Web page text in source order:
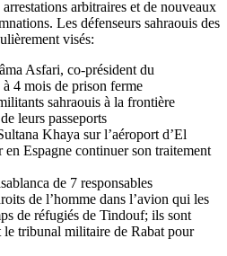
arbitraires et de nouveaux
Les défenseurs sahraouis des
visés:
Asfari, co-président du
4 mois de prison ferme
sahraouis à la frontière
leurs passeports
Khaya sur l’aéroport d’El
en Espagne continuer son traitement
de 7 responsables
de l’homme dans l’avion qui les
de réfugiés de Tindouf; ils sont
tribunal militaire de Rabat pour